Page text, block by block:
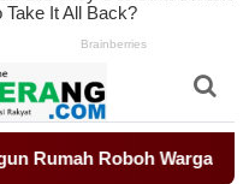
Roboh Warga Diterjang